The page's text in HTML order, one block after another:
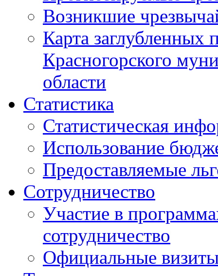
Возникшие
Карта
Красногорского
области
Статистика
Статистическая
Использование
Предоставляемые
Сотрудничество
Участие в
сотрудничество
Официальные